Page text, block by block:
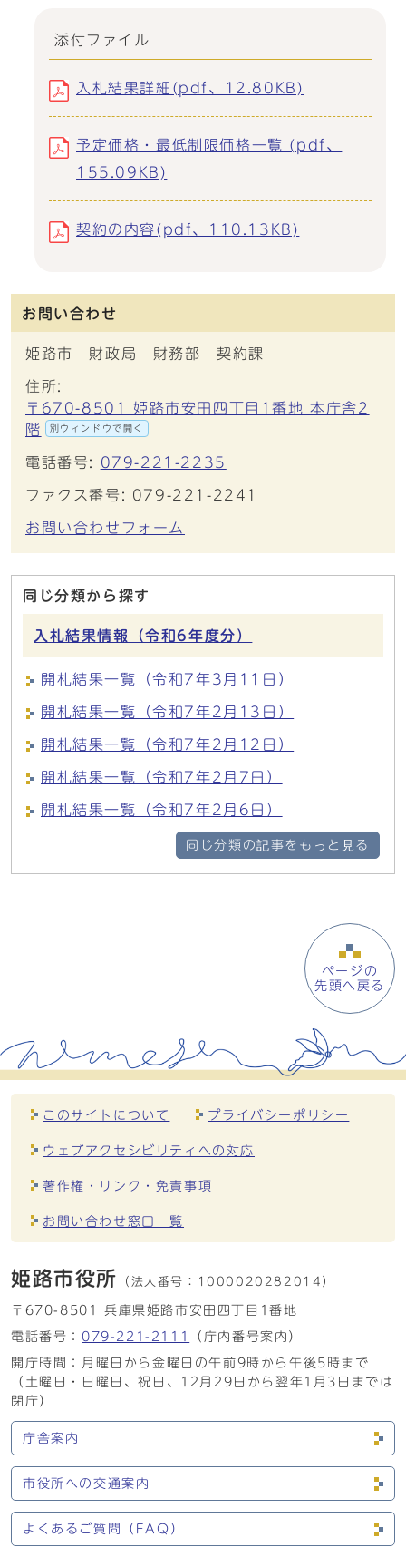
添付ファイル
入札結果詳細(pdf、12.80KB)
予定価格・最低制限価格一覧 (pdf、
155.09KB)
契約の内容(pdf、110.13KB)
お問い合わせ
姫路市 財政局 財務部 契約課
住所:
〒670-8501 姫路市安田四丁目1番地 本庁舎2
階
別ウィンドウで開く
電話番号: 079-221-2235
ファクス番号: 079-221-2241
お問い合わせフォーム
同じ分類から探す
入札結果情報（令和6年度分）
開札結果一覧（令和7年3月11日）
開札結果一覧（令和7年2月13日）
開札結果一覧（令和7年2月12日）
開札結果一覧（令和7年2月7日）
開札結果一覧（令和7年2月6日）
同じ分類の記事をもっと見る
ページの
先頭へ戻る
このサイトについて プライバシーポリシー
ウェブアクセシビリティへの対応
著作権・リンク・免責事項
お問い合わせ窓口一覧
姫路市役所 （法人番号： 1000020282014）
〒670-8501 兵庫県姫路市安田四丁目1番地
電話番号： 079-221-2111
（庁内番号案内）
開庁時間：月曜日から金曜日の午前9時から午後5時まで
（土曜日・日曜日、祝日、12月29日から翌年1月3日までは
閉庁）
庁舎案内
市役所への交通案内
よくあるご質問（FAQ）